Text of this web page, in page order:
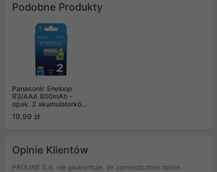
Podobne Produkty
Panasonic Eneloop
R3/AAA 800mAh -
opak. 2 akumulatorków
4MCDE/2BE)
19,99 zł
Opinie Klientów
PROLINE S.A. nie gwarantuje, że zamieszczone opinie